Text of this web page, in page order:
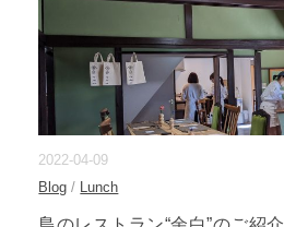
2022-04-09
Blog / Lunch